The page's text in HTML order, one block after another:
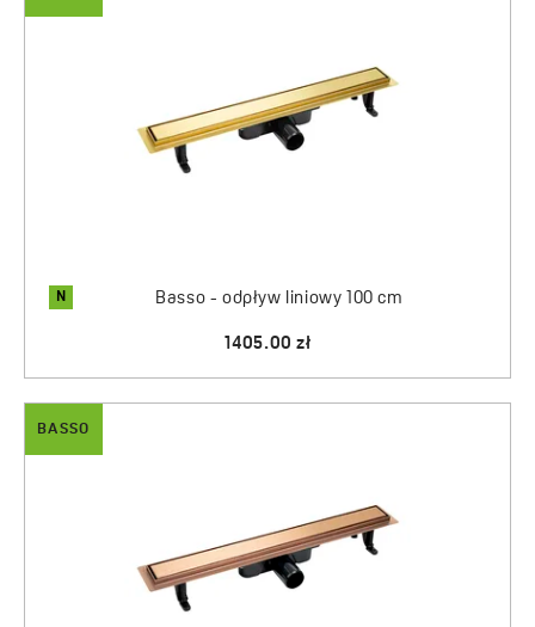
N Basso - odpływ liniowy 100 cm
1405.00 zł
BASSO